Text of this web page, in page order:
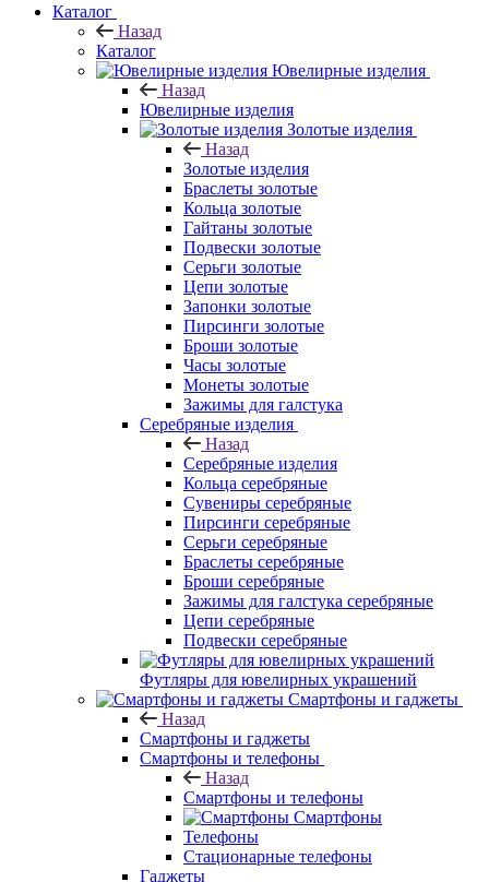
Каталог
Назад
Каталог
Ювелирные изделия
Назад
Ювелирные изделия
Золотые изделия
Назад
Золотые изделия
Браслеты золотые
Кольца золотые
Гайтаны золотые
Подвески золотые
Серьги золотые
Цепи золотые
Запонки золотые
Пирсинги золотые
Броши золотые
Часы золотые
Монеты золотые
Зажимы для галстука
Серебряные изделия
Назад
Серебряные изделия
Кольца серебряные
Сувениры серебряные
Пирсинги серебряные
Серьги серебряные
Браслеты серебряные
Броши серебряные
Зажимы для галстука серебряные
Цепи серебряные
Подвески серебряные
Футляры для ювелирных украшений
Смартфоны и гаджеты
Назад
Смартфоны и гаджеты
Смартфоны и телефоны
Назад
Смартфоны и телефоны
Смартфоны
Телефоны
Стационарные телефоны
Гаджеты